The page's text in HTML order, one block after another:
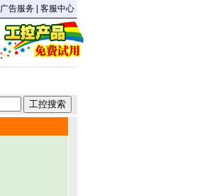
广告服务 客服中心